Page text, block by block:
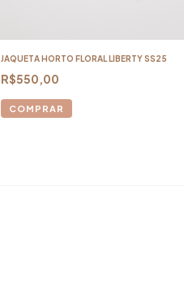
JAQUETA HORTO FLORAL LIBERTY SS25
R$550,00
COMPRAR